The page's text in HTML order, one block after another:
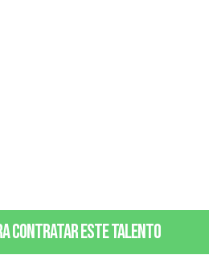
contratar este talento